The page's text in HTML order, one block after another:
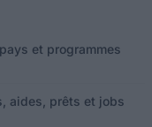
et programmes
aides, prêts et jobs